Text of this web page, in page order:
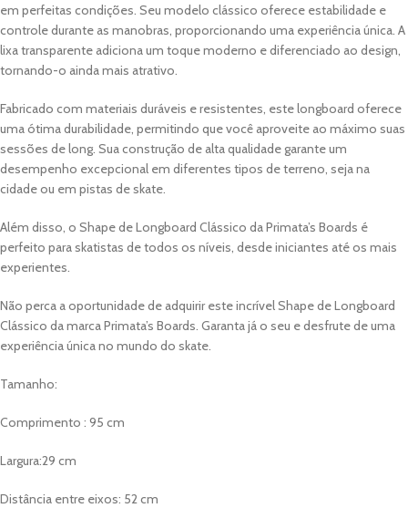
em perfeitas condições. Seu modelo clássico oferece estabilidade e
controle durante as manobras, proporcionando uma experiência única. A
lixa transparente adiciona um toque moderno e diferenciado ao design,
tornando-o ainda mais atrativo.
Fabricado com materiais duráveis e resistentes, este longboard oferece
uma ótima durabilidade, permitindo que você aproveite ao máximo suas
sessões de long. Sua construção de alta qualidade garante um
desempenho excepcional em diferentes tipos de terreno, seja na
cidade ou em pistas de skate.
Além disso, o Shape de Longboard Clássico da Primata’s Boards é
perfeito para skatistas de todos os níveis, desde iniciantes até os mais
experientes.
Não perca a oportunidade de adquirir este incrível Shape de Longboard
Clássico da marca Primata’s Boards. Garanta já o seu e desfrute de uma
experiência única no mundo do skate.
Tamanho:
Comprimento : 95 cm
Largura:29 cm
Distância entre eixos: 52 cm